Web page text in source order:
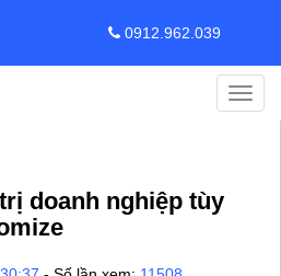
0912.962.039
doanh nghiệp tùy